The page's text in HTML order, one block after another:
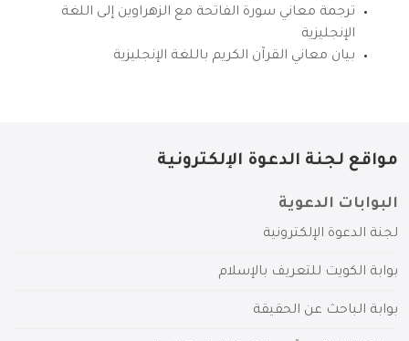
ترجمة معاني سورة الفاتحة مع الزهراوين إلى اللغة
الإنجليزية
بيان معاني القرآن الكريم باللغة الإنجليزية
مواقع لجنة الدعوة الإلكترونية
البوابات الدعوية
لجنة الدعوة الإلكترونية
بوابة الكويت للتعريف بالإسلام
بوابة الباحث عن الحقيقة